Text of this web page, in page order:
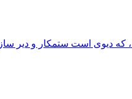
که دیوی است ستمکار و دیر ساز